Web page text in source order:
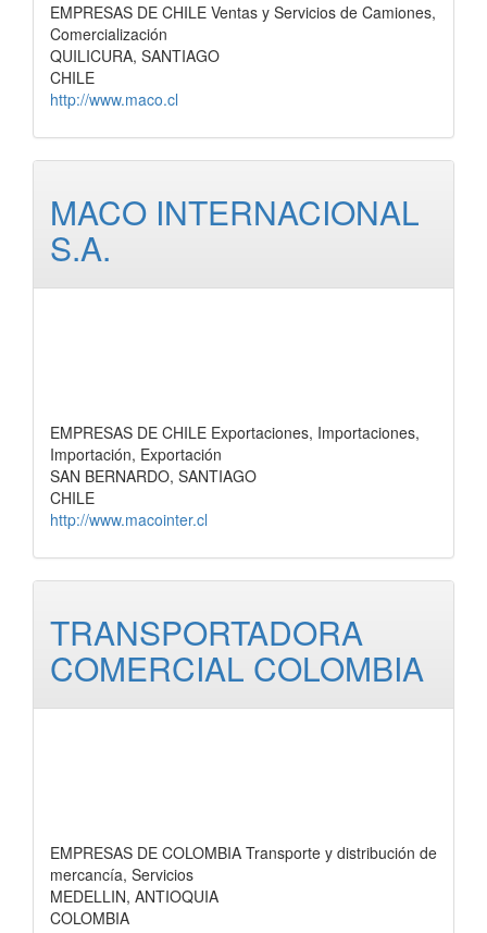
EMPRESAS DE CHILE Ventas y Servicios de Camiones,
Comercialización
QUILICURA, SANTIAGO
CHILE
http://www.maco.cl
MACO INTERNACIONAL
S.A.
EMPRESAS DE CHILE Exportaciones, Importaciones,
Importación, Exportación
SAN BERNARDO, SANTIAGO
CHILE
http://www.macointer.cl
TRANSPORTADORA
COMERCIAL COLOMBIA
EMPRESAS DE COLOMBIA Transporte y distribución de
mercancía, Servicios
MEDELLIN, ANTIOQUIA
COLOMBIA